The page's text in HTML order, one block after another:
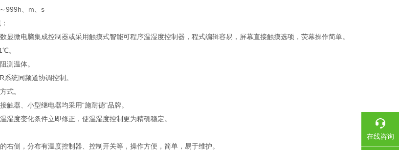
999h、m、s
显微电脑集成控制器或采用触摸式智能可程序温湿度控制器，程式编辑容易，屏幕直接触摸选项，荧幕操作简单。
。
测温体。
统同频道协调控制。
式。
触器、小型继电器均采用“施耐德"品牌。
湿度变化条件立即修正，使温湿度控制更为精确稳定。
右侧，分布有温度控制器、控制开关等，操作方便，简单，易于维护。
在线咨询